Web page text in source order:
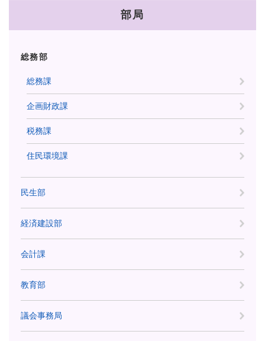
部局
総務部
総務課
企画財政課
税務課
住民環境課
民生部
経済建設部
会計課
教育部
議会事務局